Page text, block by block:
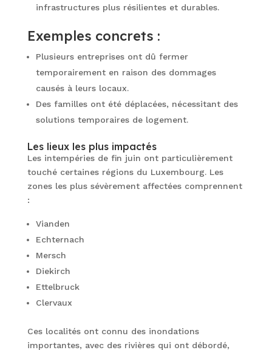
infrastructures plus résilientes et durables.
Exemples concrets :
Plusieurs entreprises ont dû fermer
temporairement en raison des dommages
causés à leurs locaux.
Des familles ont été déplacées, nécessitant des
solutions temporaires de logement.
Les lieux les plus impactés
Les intempéries de fin juin ont particulièrement
touché certaines régions du Luxembourg. Les
zones les plus sévèrement affectées comprennent
:
Vianden
Echternach
Mersch
Diekirch
Ettelbruck
Clervaux
Ces localités ont connu des inondations
importantes, avec des rivières qui ont débordé,